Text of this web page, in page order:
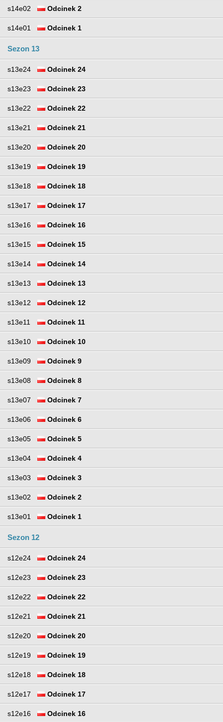
s14e02 Odcinek 2
s14e01 Odcinek 1
Sezon 13
s13e24 Odcinek 24
s13e23 Odcinek 23
s13e22 Odcinek 22
s13e21 Odcinek 21
s13e20 Odcinek 20
s13e19 Odcinek 19
s13e18 Odcinek 18
s13e17 Odcinek 17
s13e16 Odcinek 16
s13e15 Odcinek 15
s13e14 Odcinek 14
s13e13 Odcinek 13
s13e12 Odcinek 12
s13e11 Odcinek 11
s13e10 Odcinek 10
s13e09 Odcinek 9
s13e08 Odcinek 8
s13e07 Odcinek 7
s13e06 Odcinek 6
s13e05 Odcinek 5
s13e04 Odcinek 4
s13e03 Odcinek 3
s13e02 Odcinek 2
s13e01 Odcinek 1
Sezon 12
s12e24 Odcinek 24
s12e23 Odcinek 23
s12e22 Odcinek 22
s12e21 Odcinek 21
s12e20 Odcinek 20
s12e19 Odcinek 19
s12e18 Odcinek 18
s12e17 Odcinek 17
s12e16 Odcinek 16